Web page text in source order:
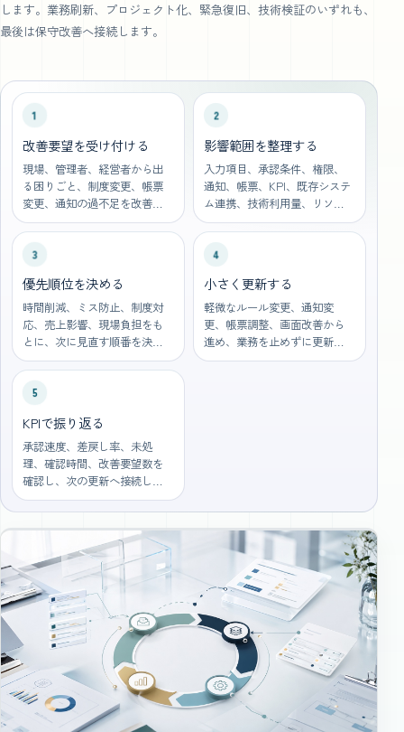
します。業務刷新、プロジェクト化、緊急復旧、技術検証のいずれも、
最後は保守改善へ接続します。
1
改善要望を受け付ける
現場、管理者、経営者から出
る困りごと、制度変更、帳票
変更、通知の過不足を改善要
望として集約します。
2
影響範囲を整理する
入力項目、承認条件、権限、
通知、帳票、KPI、既存システ
ム連携、技術利用量、リソー
ス利用のどこに影響するかを
開発運用の前提として確認し
ます。
3
優先順位を決める
時間削減、ミス防止、制度対
応、売上影響、現場負担をも
とに、次に見直す順番を決め
ます。
4
小さく更新する
軽微なルール変更、通知変
更、帳票調整、画面改善から
進め、業務を止めずに更新し
ます。
5
KPIで振り返る
承認速度、差戻し率、未処
理、確認時間、改善要望数を
確認し、次の更新へ接続しま
す。